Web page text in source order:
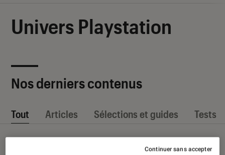
Univers Playstation
Nos derniers contenus
Tout Articles Sélections et guides Tests
Continuer sans accepter